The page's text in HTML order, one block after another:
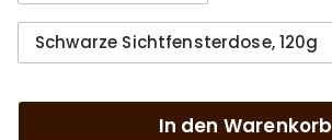
Schwarze Sichtfensterdose, 120g
In den Warenkorb